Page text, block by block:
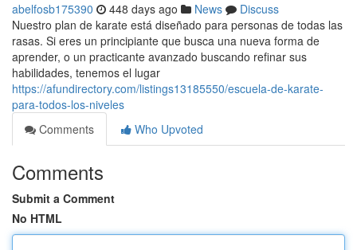
abelfosb175390 448 days ago News
Discuss
Nuestro plan de karate está diseñado para personas de todas las
rasas. Si eres un principiante que busca una nueva forma de
aprender, o un practicante avanzado buscando refinar sus
habilidades, tenemos el lugar
https://afundirectory.com/listings13185550/escuela-de-karate-
para-todos-los-niveles
Comments
Who Upvoted
Comments
Submit a Comment
No HTML